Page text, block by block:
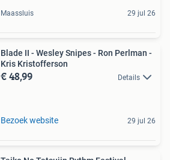
Maassluis 29 jul 26
Blade II - Wesley Snipes - Ron Perlman -
Kris Kristofferson
€ 48,99 Details
Bezoek website 29 jul 26